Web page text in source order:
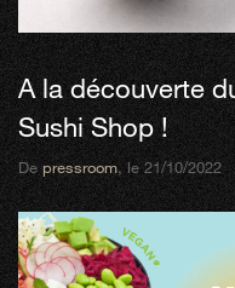
A la découverte
Sushi Shop !
Depressroom, le 21/10/2022